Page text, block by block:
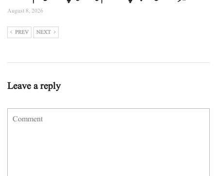
August 8, 2026
PREV NEXT
Leave a reply